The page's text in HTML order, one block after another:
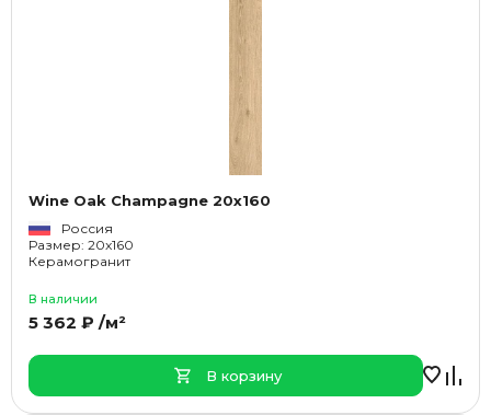
Wine Oak Champagne 20x160
Россия
Размер: 20x160
Керамогранит
В наличии
5 362 ₽ /м²
В корзину